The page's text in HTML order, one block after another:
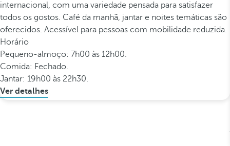
internacional, com uma variedade pensada para satisfazer
todos os gostos. Café da manhã, jantar e noites temáticas são
oferecidos. Acessível para pessoas com mobilidade reduzida.
Horário
Pequeno-almoço: 7h00 às 12h00.
Comida: Fechado.
Jantar: 19h00 às 22h30.
Ver detalhes